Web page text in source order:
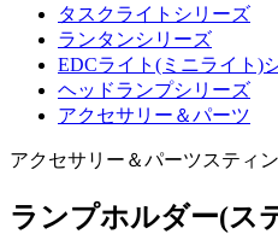
タスクライトシリーズ
ランタンシリーズ
EDCライト(ミニライト)
ヘッドランプシリーズ
アクセサリー＆パーツ
アクセサリー＆パーツスティ
ランプホルダー(ス